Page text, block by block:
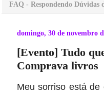
FAQ - Respondendo Dúvidas
domingo, 30 de novembro
[Evento] Tudo
Comprava livros
Meu sorriso está